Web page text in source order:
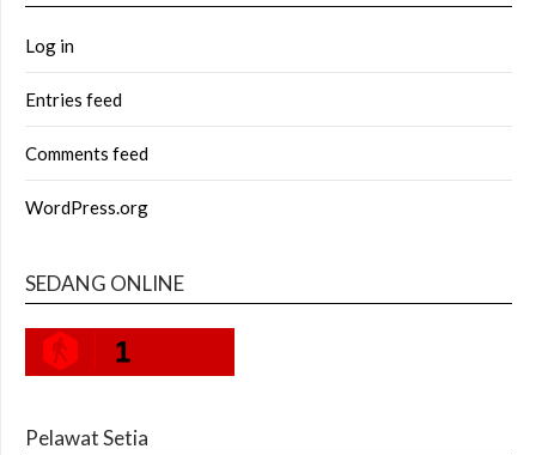
Log in
Entries feed
Comments feed
WordPress.org
SEDANG ONLINE
1
Pelawat Setia